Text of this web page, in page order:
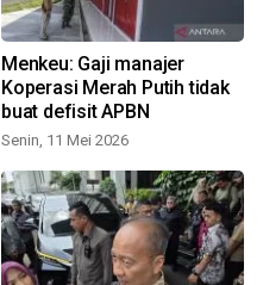
Menkeu: Gaji manajer
Koperasi Merah Putih tidak
buat defisit APBN
Senin, 11 Mei 2026